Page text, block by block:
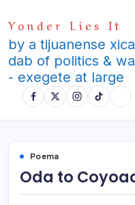
to
content
Yonder Lies It
by a tijuanense
dab of politics &
- exegete at large
Poema
Oda to